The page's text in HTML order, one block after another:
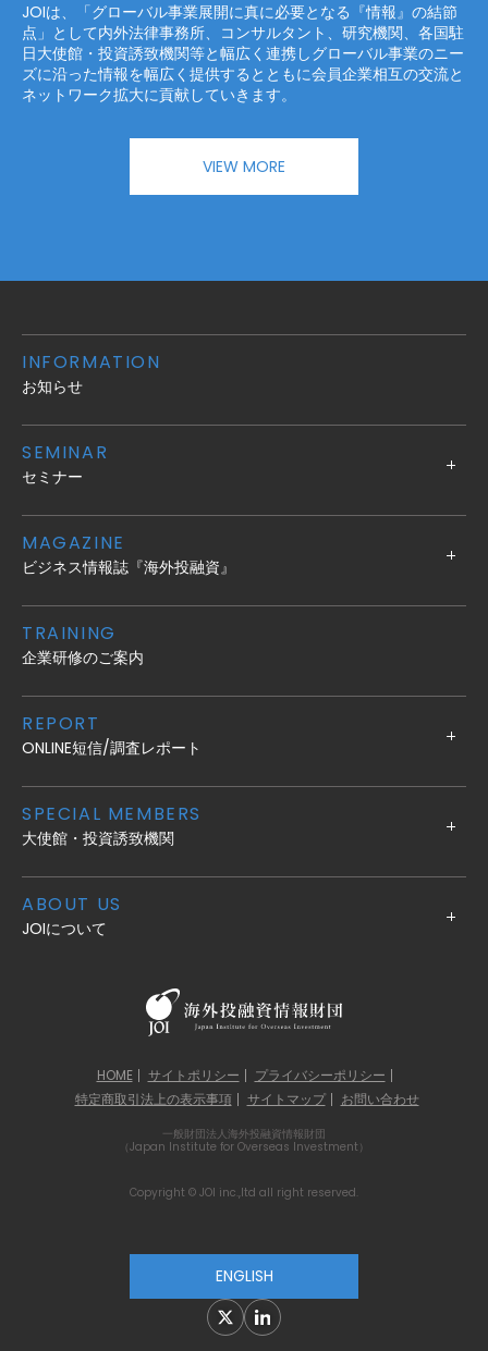
JOIは、「グローバル事業展開に真に必要となる『情報』の結節
点」として内外法律事務所、コンサルタント、研究機関、各国駐
日大使館・投資誘致機関等と幅広く連携しグローバル事業のニー
ズに沿った情報を幅広く提供するとともに会員企業相互の交流と
ネットワーク拡大に貢献していきます。
VIEW MORE
INFORMATION
お知らせ
SEMINAR
セミナー
MAGAZINE
ビジネス情報誌『海外投融資』
TRAINING
企業研修のご案内
REPORT
ONLINE短信/調査レポート
SPECIAL MEMBERS
大使館・投資誘致機関
ABOUT US
JOIについて
HOME サイトポリシー
プライバシーポリシー
特定商取引法上の表示事項
サイトマップ お問い合わせ
一般財団法人海外投融資情報財団
（Japan Institute for Overseas Investment）
Copyright © JOI inc.,ltd all right reserved.
ENGLISH